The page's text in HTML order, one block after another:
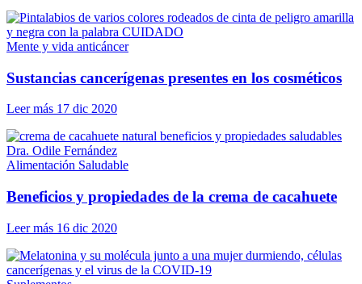
Mente y vida anticáncer
Sustancias cancerígenas presentes en los cosméticos
Leer más 17 dic 2020
Alimentación Saludable
Beneficios y propiedades de la crema de cacahuete
Leer más 16 dic 2020